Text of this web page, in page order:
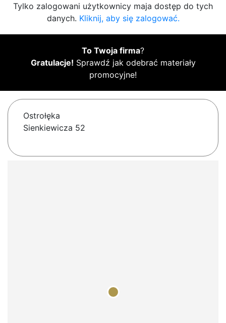
Tylko zalogowani użytkownicy maja dostęp do tych
danych. Kliknij, aby się zalogować.
To Twoja firma?
Gratulacje! Sprawdź jak odebrać materiały
promocyjne!
Ostrołęka
Sienkiewicza 52